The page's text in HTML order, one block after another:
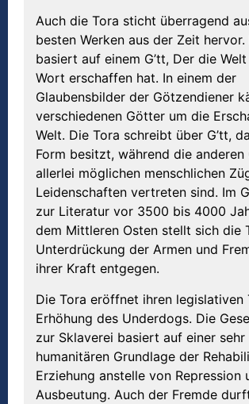
Auch die Tora sticht überragend
besten Werken aus der Zeit hervor.
basiert auf einem G’tt, Der die
Wort erschaffen hat. In einem der
Glaubensbilder der Götzendiener
verschiedenen Götter um die
Welt. Die Tora schreibt über G’tt,
Form besitzt, während die
allerlei möglichen menschlichen
Leidenschaften vertreten sind. Im
zur Literatur vor 3500 bis 4000
dem Mittleren Osten stellt sich die
Unterdrückung der Armen und
ihrer Kraft entgegen.
Die Tora eröffnet ihren legislativen
Erhöhung des Underdogs. Die
zur Sklaverei basiert auf einer sehr
humanitären Grundlage der
Erziehung anstelle von Repression
Ausbeutung. Auch der Fremde